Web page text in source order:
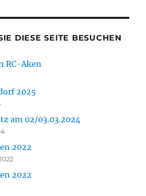
DIESE SEITE BESUCHEN
RC-Aken
2025
am 02/03.03.2024
2022
2022